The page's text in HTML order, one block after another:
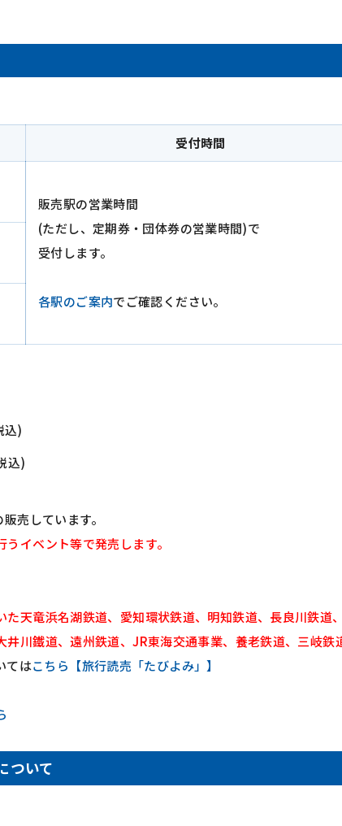
受付時間
販売駅の営業時間
(ただし、定期券・団体券の営業時間)で
受付します。
各駅のご案内でご確認ください。
)
)
売しています。
イベント等で発売します。
た天竜浜名湖鉄道、愛知環状鉄道、明知鉄道、長良川鉄
川鐵道、遠州鉄道、JR東海交通事業、養老鉄道、三岐鉄
てはこちら【旅行読売「たびよみ」】
ついて